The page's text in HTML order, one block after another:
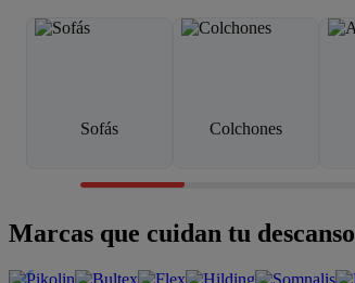
Sofás Colchones
Marcas que cuidan tu descanso